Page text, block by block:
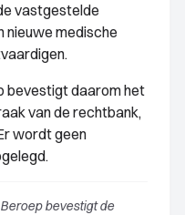
vastgestelde
nieuwe medische
bevestigt daarom het
van de rechtbank,
wordt geen
bevestigt de